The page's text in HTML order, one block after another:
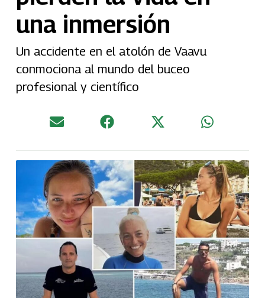
una inmersión
Un accidente en el atolón de Vaavu
conmociona al mundo del buceo
profesional y científico